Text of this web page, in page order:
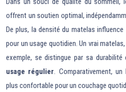
offrent un soutien optimal,
De plus, la densité du matelas
pour un usage quotidien. Un vrai
exemple, se distingue par sa
usage régulier. Comparativement,
plus confortable pour un couchage